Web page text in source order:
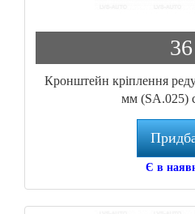
36
Кронштейн кріплення
мм (SA.025)
Є в